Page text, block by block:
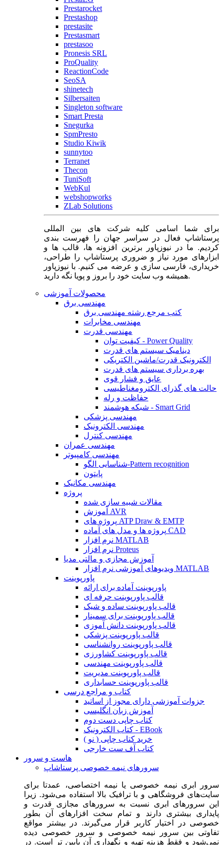
Prestarocket
Prestashop
prestasite
Prestasmart
prestasoo
Pronesis SRL
ProQuality
ReactionCode
SeoSA
shinetech
Silbersaiten
Singleton software
Smart Presta
Snegurka
SpmPresto
Studio Kiwik
sunnytoo
Terranet
Thecon
TuniSoft
WebKul
webshopworks
ZLab Solutions
برای شما اسامی کلیه شرکت های بین المللی
پرستاشاپ فعال در سراسر جهان را فهرست بندی
کردیم. ما در نیوزپاور برترین افزونه ها، قالب ها و
ابزارهای مورد نیاز و ضروری پرستاشاپ را طراحی،
خریداری، فارسی سازی و عرضه می کنیم. با نیوزپاور
همیشه وب سایت خود را بروز و پویا نگه دارید.
محصولات آموزشی
مهندسی برق
کتب مرجع رشته مهندسی برق
مهندسی مخابرات
مهندسی قدرت
کیفیت توان - Power Quality
دینامیک سیستم های قدرت
الکترونیک قدرت/ماشین الکتریکی
بهره برداری سیستم های قدرت
عایق و فشار قوی
حالت های گذرای الکترومغناطیسی
حفاظت و رله
شبکه هوشمند - Smart Grid
مهندسی پزشکی
مهندسی الکترونیک
مهندسی کنترل
مهندسی عمران
مهندسی کامپیوتر
شناسایی الگو-Pattern recognition
پایتون
مهندسی مکانیک
پروژه
مقالات شبیه سازی شده
آموزش AVR
پروژه های ATP Draw & EMTP
پروژه ها و مدل های آماده CAD
نرم افزار MATLAB
نرم افزار Proteus
آموزش مجازی و مالتی مدیا
ویدیوهای آموزشی نرم افزار MATLAB
پاورپوینت
پاورپوینت آماده برای ارائه
قالب پاورپوینت حرفه ای
قالب پاورپوینت ساده و شیک
قالب پاورپوینت برای سمینار
قالب پاورپوینت دانش آموزی
قالب پاورپوینت پزشکی
قالب پاورپوینت روانشناسی
قالب پاورپوینت کشاورزی
قالب پاورپوینت مهندسی
قالب پاورپوینت مدیریت
قالب پاورپوینت حسابداری
کتاب و مراجع درسی
جزوات آموزشی دارای مجوز از اساتید
آموزش زبان انگلیسی
کتاب چاپی دست دوم
کتاب الکترونیک - EBook
خرید کتاب چاپی ( نو )
کتاب آف ست خارجی
هاست و سرور
سرورهای نیمه خصوصی پرستاشاپ
سرور ابری نیمه خصوصی یا نیمه اختصاصی، عمدتا برای
سایت‌های فروشگاهی و با ترافیک بالا استفاده می‌شود. زیرا
این سرورهای ابری نسبت به سرورهای مجازی قدرت و
پایداری بیشتری دارند و تمام سخت افزارهای آن بطور
خصوصی در اختیار کاربر قرار می‌گیرند. در بیشتر مواقع
تفاوتی بین سرور نیمه خصوصی و سرور خصوصی دیده
نمی‌شود و فقط هزینه تهیه و نگهداری آن پایین تر است. در